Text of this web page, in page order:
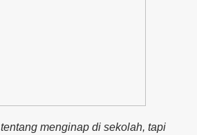
tentang menginap di sekolah, tapi